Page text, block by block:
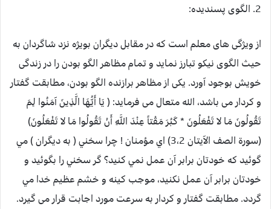
2. الگوی پسندیده:
از ویژگی های معلم است که در مقابل دیگران بویژه نزد شاگردان به
حیث الگوی نیکو تبارز نماید و تمام مظاهر الگو بودن را در زندگی
خویش بوجود آورد. یکی از مظاهر برازنده الگو بودن، مطابقت گفتار
و کردار می باشد، الله متعال می فرماید: ( يَا أَيُّهَا الَّذِينَ آمَنُوا لِمَ
تَقُولُونَ مَا لا تَفْعَلُونَ * كَبُرَ مَقْتاً عِنْدَ اللَّهِ أَنْ تَقُولُوا مَا لا تَفْعَلُونَ)
(سورة الصف الآيتان 3،2) اي مؤمنان ! چرا سخني ( به ديگران ) مي
گوئيد كه خودتان برابر آن عمل نمي كنيد؟ گر سخني را بگوئيد و
خودتان برابر آن عمل نكنيد، موجب كينه و خشم عظيم خدا مي
گردد. مطابقت گفتار و کردار به سرعت مورد اجابت قرار می گیرد.